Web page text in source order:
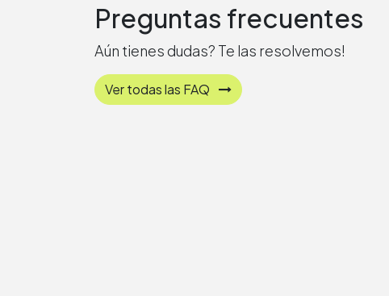
Preguntas frecuentes
Aún tienes dudas? Te las resolvemos!
Ver todas las FAQ